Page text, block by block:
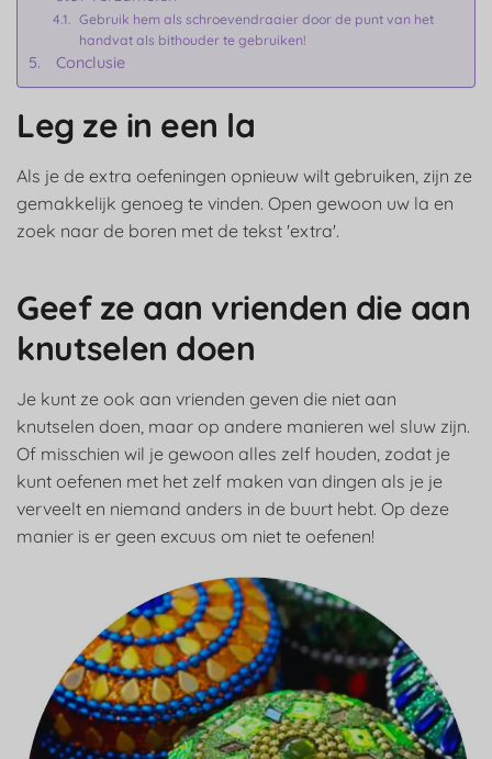
Gebruik hem als schroevendraaier door de punt van het
handvat als bithouder te gebruiken!
Conclusie
Leg ze in een la
Als je de extra oefeningen opnieuw wilt gebruiken, zijn ze
gemakkelijk genoeg te vinden. Open gewoon uw la en
zoek naar de boren met de tekst 'extra'.
Geef ze aan vrienden die aan
knutselen doen
Je kunt ze ook aan vrienden geven die niet aan
knutselen doen, maar op andere manieren wel sluw zijn.
Of misschien wil je gewoon alles zelf houden, zodat je
kunt oefenen met het zelf maken van dingen als je je
verveelt en niemand anders in de buurt hebt. Op deze
manier is er geen excuus om niet te oefenen!